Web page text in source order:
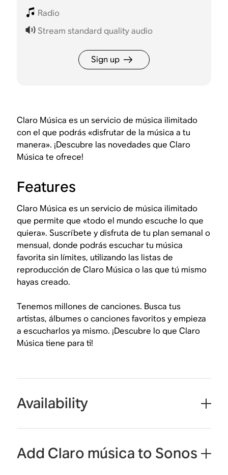
Radio
Stream standard quality audio
Sign up
Claro Música es un servicio de música ilimitado
con el que podrás «disfrutar de la música a tu
manera». ¡Descubre las novedades que Claro
Música te ofrece!
Features
Claro Música es un servicio de música ilimitado
que permite que «todo el mundo escuche lo que
quiera». Suscríbete y disfruta de tu plan semanal o
mensual, donde podrás escuchar tu música
favorita sin límites, utilizando las listas de
reproducción de Claro Música o las que tú mismo
hayas creado.
Tenemos millones de canciones. Busca tus
artistas, álbumes o canciones favoritos y empieza
a escucharlos ya mismo. ¡Descubre lo que Claro
Música tiene para ti!
Availability
Add Claro música to Sonos